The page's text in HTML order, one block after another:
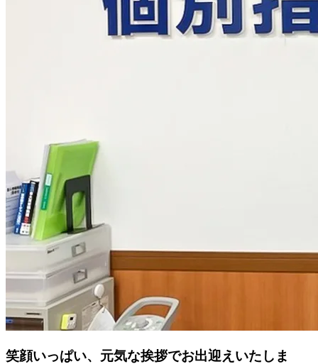
笑顔いっぱい、元気な挨拶でお出迎えいたしま